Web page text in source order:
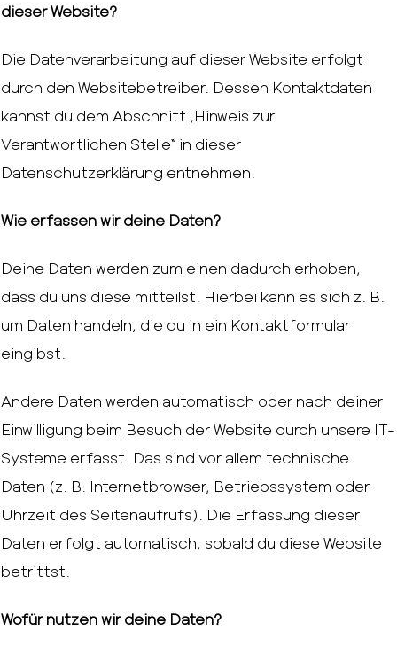
dieser Website?
Die Datenverarbeitung auf dieser Website erfolgt
durch den Websitebetreiber. Dessen Kontaktdaten
kannst du dem Abschnitt „Hinweis zur
Verantwortlichen Stelle“ in dieser
Datenschutzerklärung entnehmen.
Wie erfassen wir deine Daten?
Deine Daten werden zum einen dadurch erhoben,
dass du uns diese mitteilst. Hierbei kann es sich z. B.
um Daten handeln, die du in ein Kontaktformular
eingibst.
Andere Daten werden automatisch oder nach deiner
Einwilligung beim Besuch der Website durch unsere IT-
Systeme erfasst. Das sind vor allem technische
Daten (z. B. Internetbrowser, Betriebssystem oder
Uhrzeit des Seitenaufrufs). Die Erfassung dieser
Daten erfolgt automatisch, sobald du diese Website
betrittst.
Wofür nutzen wir deine Daten?